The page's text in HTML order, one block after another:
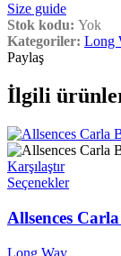
Size guide
Stok kodu: Yok
Kategoriler: Long
Paylaş
İlgili
Karşılaştır
SeçeneklerBu
birden
fazla
Allsences
Long Way